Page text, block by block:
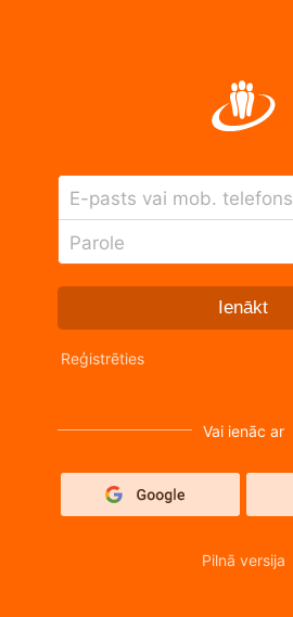
E-pasts vai mob. telefons
Parole
Ienākt
Reģistrēties
Vai ienāc ar
Pilnā versija